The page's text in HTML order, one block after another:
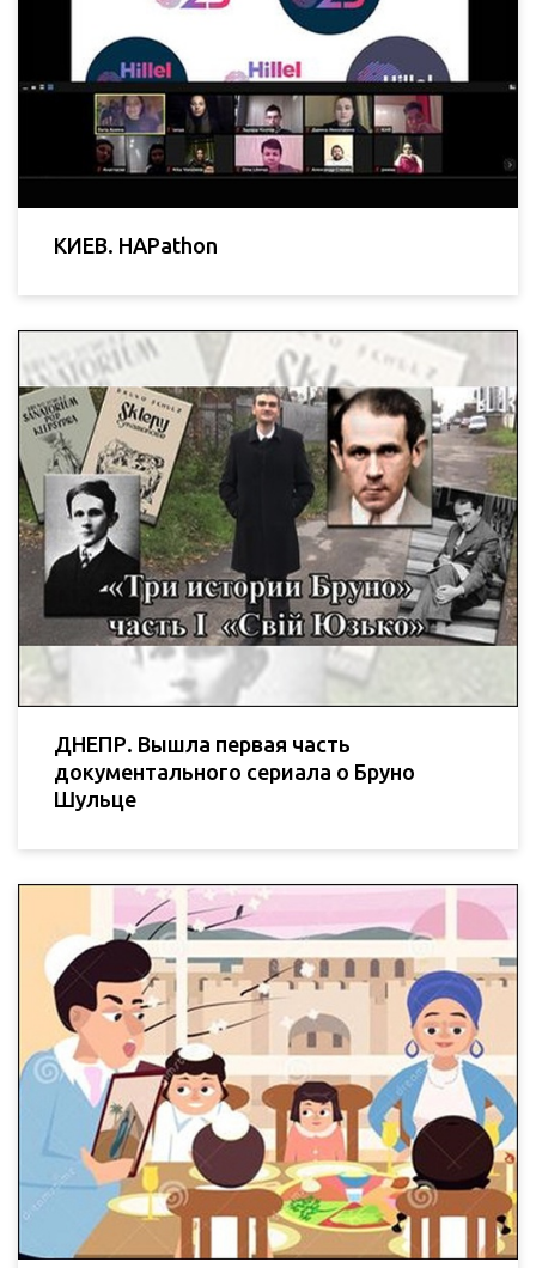
КИЕВ. HAPathon
ДНЕПР. Вышла первая часть
документального сериала о Бруно
Шульце